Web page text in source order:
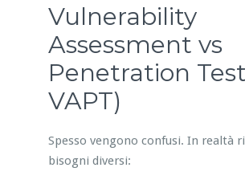
Vulnerability
Assessment vs
Penetration
VAPT)
Spesso vengono confusi. In realtà
bisogni diversi: